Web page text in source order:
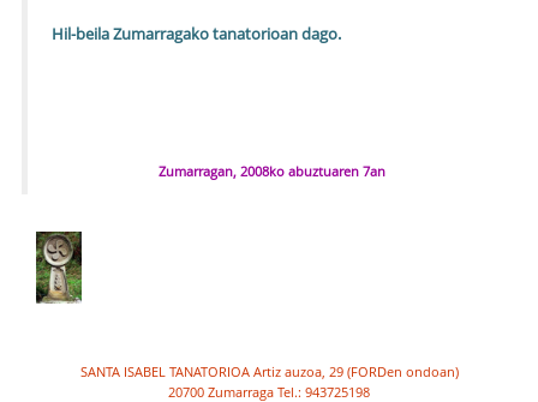
Hil-beila Zumarragako tanatorioan dago.
Zumarragan, 2008ko abuztuaren 7an
SANTA ISABEL TANATORIOA Artiz auzoa, 29 (FORDen ondoan)
20700 Zumarraga Tel.: 943725198